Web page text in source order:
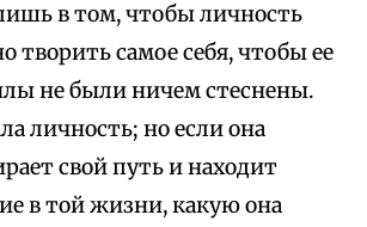
в том, чтобы личность
творить самое себя, чтобы ее
не были ничем стеснены.
личность; но если она
свой путь и находит
в той жизни, какую она